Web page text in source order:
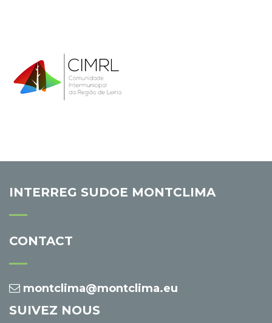
INTERREG SUDOE MONTCLIMA
CONTACT
montclima@montclima.eu
SUIVEZ NOUS